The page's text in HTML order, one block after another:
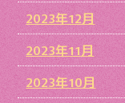
2023年12月
2023年11月
2023年10月